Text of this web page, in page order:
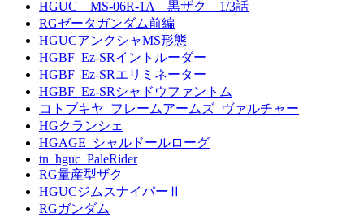
HGUC MS-06R-1A 黒ザク 1/3話
RGゼータガンダム前編
HGUCアンクシャMS形態
HGBF_Ez-SRイントルーダー
HGBF_Ez-SRエリミネーター
HGBF_Ez-SRシャドウファントム
コトブキヤ_フレームアームズ_ヴァルチャー
HGクランシェ
HGAGE_シャルドールローグ
tn_hguc_PaleRider
RG量産型ザク
HGUCジムスナイパーⅡ
RGガンダム